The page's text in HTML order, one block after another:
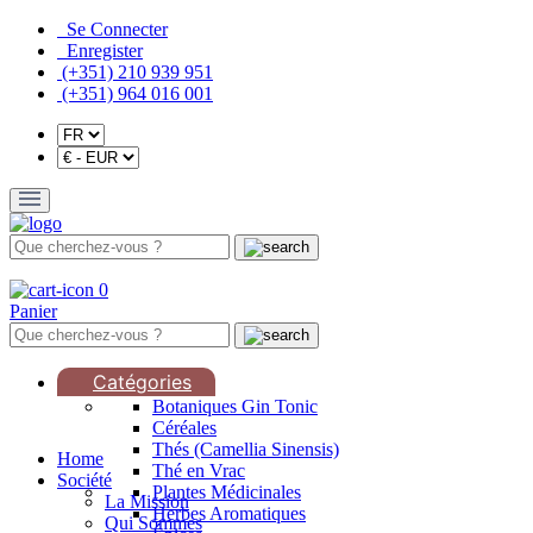
Se Connecter
Enregister
(+351) 210 939 951
(+351) 964 016 001
0
Panier
Catégories
Botaniques Gin Tonic
Céréales
Thés (Camellia Sinensis)
Thé en Vrac
Plantes Médicinales
Herbes Aromatiques
Home
Société
La Mission
Qui Sommes